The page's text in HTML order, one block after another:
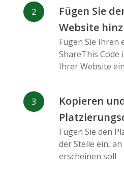
Flickr
Snapchat
Fügen Sie
Website
Fügen Sie Ihren
ShareThis Code
Ihrer Website ein
Kopieren
Fügen Sie den
der Stelle ein,
erscheinen soll